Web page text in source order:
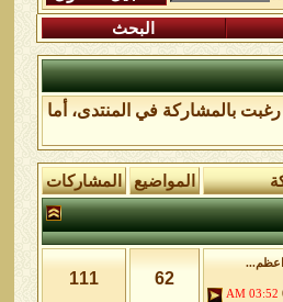
البحث
رغبت بالمشاركة في المنتدى، أما
المواضيع المشاركات
03:52 AM
62
111